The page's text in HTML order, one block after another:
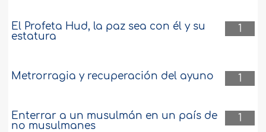
1
El Profeta Hud, la paz sea con él y su
estatura
1
Metrorragia y recuperación del ayuno
1
Enterrar a un musulmán en un país de
no musulmanes